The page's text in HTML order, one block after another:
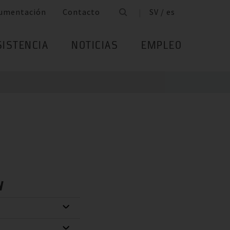
Contacto SV / es
NOTICIAS EMPLEO